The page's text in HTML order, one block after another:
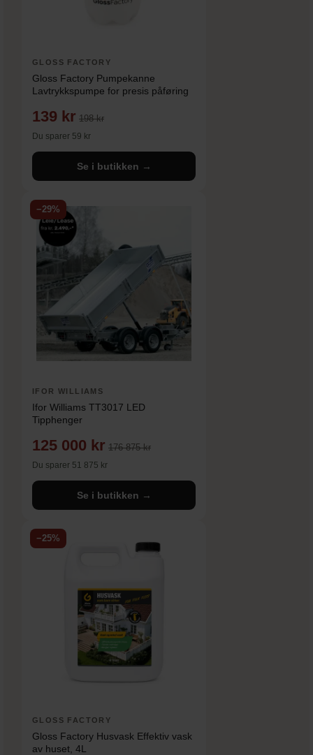
GLOSS FACTORY
Gloss Factory Pumpekanne
Lavtrykkspumpe for presis påføring
139 kr 198 kr
Du sparer 59 kr
Se i butikken →
−29%
IFOR WILLIAMS
Ifor Williams TT3017 LED
Tipphenger
125 000 kr 176 875 kr
Du sparer 51 875 kr
Se i butikken →
−25%
GLOSS FACTORY
Gloss Factory Husvask Effektiv vask
av huset, 4L